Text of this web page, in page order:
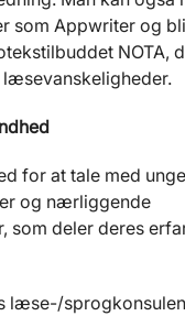
som Appwriter og
NOTA,
for at tale med
og nærliggende
som deler deres
læse-/